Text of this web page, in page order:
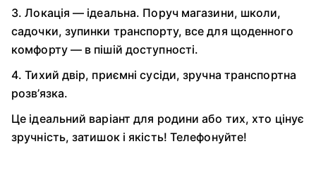
3. Локація — ідеальна. Поруч магазини, школи,
садочки, зупинки транспорту, все для щоденного
комфорту — в пішій доступності.
4. Тихий двір, приємні сусіди, зручна транспортна
розв’язка.
Це ідеальний варіант для родини або тих, хто цінує
зручність, затишок і якість! Телефонуйте!